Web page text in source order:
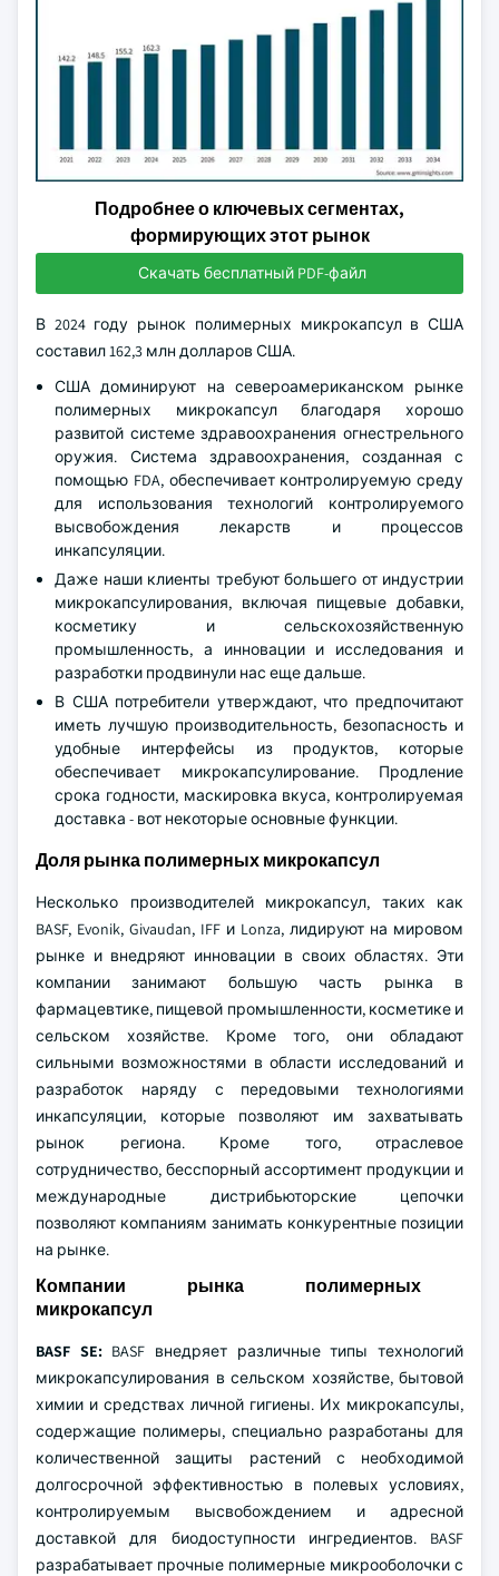
Подробнее о ключевых сегментах,
формирующих этот рынок
Скачать бесплатный PDF-файл
В 2024 году рынок полимерных микрокапсул в США
составил 162,3 млн долларов США.
США доминируют на североамериканском рынке
полимерных микрокапсул благодаря хорошо
развитой системе здравоохранения огнестрельного
оружия. Система здравоохранения, созданная с
помощью FDA, обеспечивает контролируемую среду
для использования технологий контролируемого
высвобождения лекарств и процессов
инкапсуляции.
Даже наши клиенты требуют большего от индустрии
микрокапсулирования, включая пищевые добавки,
косметику и сельскохозяйственную
промышленность, а инновации и исследования и
разработки продвинули нас еще дальше.
В США потребители утверждают, что предпочитают
иметь лучшую производительность, безопасность и
удобные интерфейсы из продуктов, которые
обеспечивает микрокапсулирование. Продление
срока годности, маскировка вкуса, контролируемая
доставка - вот некоторые основные функции.
Доля рынка полимерных микрокапсул
Несколько производителей микрокапсул, таких как
BASF, Evonik, Givaudan, IFF и Lonza, лидируют на мировом
рынке и внедряют инновации в своих областях. Эти
компании занимают большую часть рынка в
фармацевтике, пищевой промышленности, косметике и
сельском хозяйстве. Кроме того, они обладают
сильными возможностями в области исследований и
разработок наряду с передовыми технологиями
инкапсуляции, которые позволяют им захватывать
рынок региона. Кроме того, отраслевое
сотрудничество, бесспорный ассортимент продукции и
международные дистрибьюторские цепочки
позволяют компаниям занимать конкурентные позиции
на рынке.
Компании рынка полимерных
микрокапсул
BASF SE:BASF внедряет различные типы технологий
микрокапсулирования в сельском хозяйстве, бытовой
химии и средствах личной гигиены. Их микрокапсулы,
содержащие полимеры, специально разработаны для
количественной защиты растений с необходимой
долгосрочной эффективностью в полевых условиях,
контролируемым высвобождением и адресной
доставкой для биодоступности ингредиентов. BASF
разрабатывает прочные полимерные микрооболочки с